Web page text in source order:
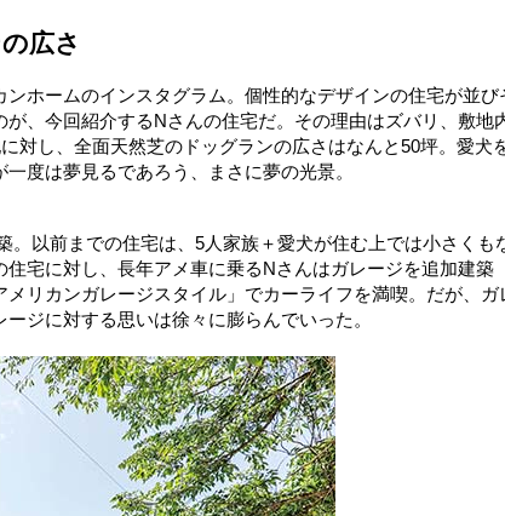
広さ
ホームのインスタグラム。個性的なデザインの住宅が並び
、今回紹介するNさんの住宅だ。その理由はズバリ、敷地
対し、全面天然芝のドッグランの広さはなんと50坪。愛犬
度は夢見るであろう、まさに夢の光景。
以前までの住宅は、5人家族＋愛犬が住む上では小さくも
宅に対し、長年アメ車に乗るNさんはガレージを追加建築
リカンガレージスタイル」でカーライフを満喫。だが、ガ
ジに対する思いは徐々に膨らんでいった。